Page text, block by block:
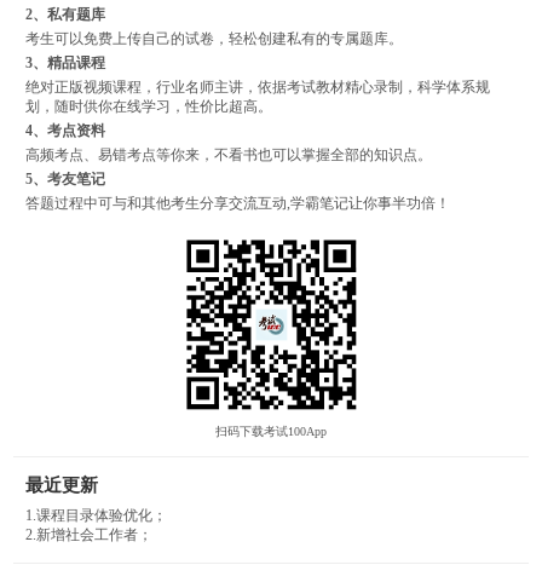
2、私有题库
考生可以免费上传自己的试卷，轻松创建私有的专属题库。
3、精品课程
绝对正版视频课程，行业名师主讲，依据考试教材精心录制，科学体系规
划，随时供你在线学习，性价比超高。
4、考点资料
高频考点、易错考点等你来，不看书也可以掌握全部的知识点。
5、考友笔记
答题过程中可与和其他考生分享交流互动,学霸笔记让你事半功倍！
扫码下载考试100App
最近更新
1.课程目录体验优化；
2.新增社会工作者；